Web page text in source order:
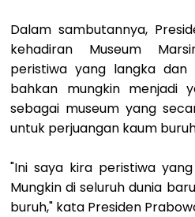
Dalam sambutannya,
kehadiran Museum
peristiwa yang langka dan
bahkan mungkin menjadi
sebagai museum yang
untuk perjuangan kaum
"Ini saya kira peristiwa
Mungkin di seluruh dunia
buruh," kata Presiden